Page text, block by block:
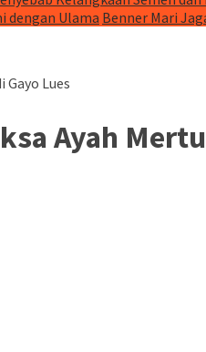
dengan Ulama Benner Mari
Gayo Lues
Ayah